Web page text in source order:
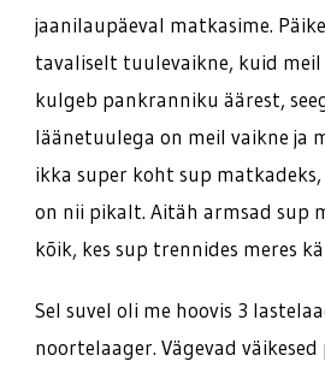
jaanilaupäeval matkasime.
tavaliselt tuulevaikne, kuid
kulgeb pankranniku äärest,
läänetuulega on meil vaikne ja
ikka super koht sup
on nii pikalt. Aitäh armsad sup
kõik, kes sup trennides meres
Sel suvel oli me hoovis 3
noortelaager. Vägevad väikesed